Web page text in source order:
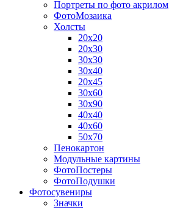
Портреты по фото акрилом
ФотоМозаика
Холсты
20х20
20х30
30х30
30х40
20х45
30х60
30х90
40х40
40х60
50х70
Пенокартон
Модульные картины
ФотоПостеры
ФотоПодушки
Фотоcувениры
Значки